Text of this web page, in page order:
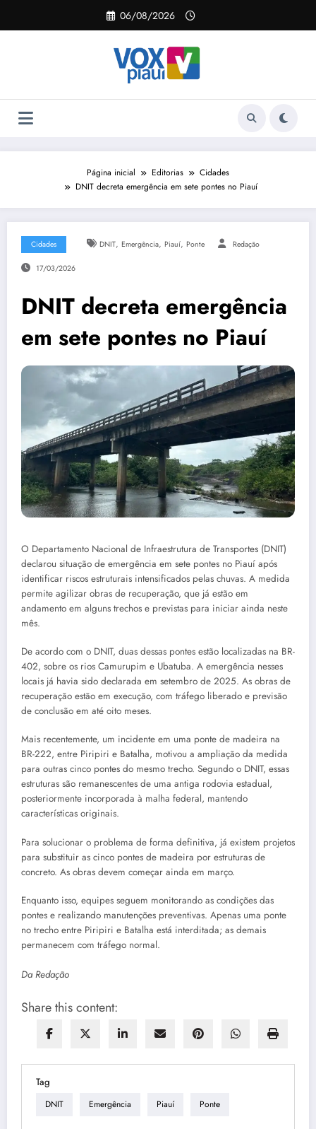
o
06/08/2026
Página inicial Editorias
Cidades
DNIT decreta emergência em sete pontes no Piauí
Cidades DNIT, Emergência, Piauí, Ponte Redação
17/03/2026
DNIT decreta emergência
em sete pontes no Piauí
O Departamento Nacional de Infraestrutura de Transportes (DNIT)
declarou situação de emergência em sete pontes no Piauí após
identificar riscos estruturais intensificados pelas chuvas. A medida
permite agilizar obras de recuperação, que já estão em
andamento em alguns trechos e previstas para iniciar ainda neste
mês.
De acordo com o DNIT, duas dessas pontes estão localizadas na BR-
402, sobre os rios Camurupim e Ubatuba. A emergência nesses
locais já havia sido declarada em setembro de 2025. As obras de
recuperação estão em execução, com tráfego liberado e previsão
de conclusão em até oito meses.
Mais recentemente, um incidente em uma ponte de madeira na
BR-222, entre Piripiri e Batalha, motivou a ampliação da medida
para outras cinco pontes do mesmo trecho. Segundo o DNIT, essas
estruturas são remanescentes de uma antiga rodovia estadual,
posteriormente incorporada à malha federal, mantendo
características originais.
Para solucionar o problema de forma definitiva, já existem projetos
para substituir as cinco pontes de madeira por estruturas de
concreto. As obras devem começar ainda em março.
Enquanto isso, equipes seguem monitorando as condições das
pontes e realizando manutenções preventivas. Apenas uma ponte
no trecho entre Piripiri e Batalha está interditada; as demais
permanecem com tráfego normal.
Da Redação
Share this content:
Tag
DNIT Emergência Piauí Ponte